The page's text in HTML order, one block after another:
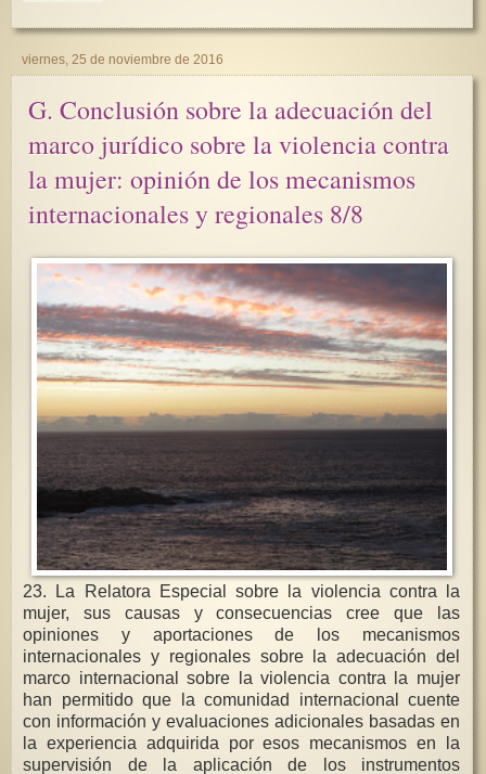
viernes, 25 de noviembre de 2016
G. Conclusión sobre la adecuación del
marco jurídico sobre la violencia contra
la mujer: opinión de los mecanismos
internacionales y regionales 8/8
23. La Relatora Especial sobre la violencia contra la
mujer, sus causas y consecuencias cree que las
opiniones y aportaciones de los mecanismos
internacionales y regionales sobre la adecuación del
marco internacional sobre la violencia contra la mujer
han permitido que la comunidad internacional cuente
con información y evaluaciones adicionales basadas en
la experiencia adquirida por esos mecanismos en la
supervisión de la aplicación de los instrumentos